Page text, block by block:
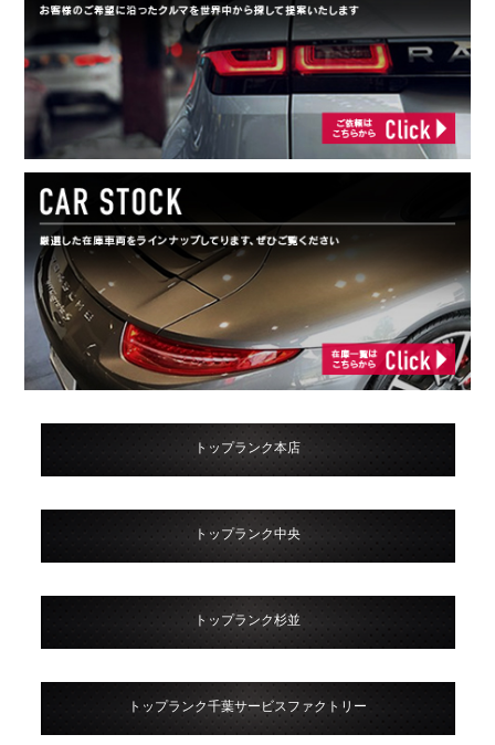
トップランク本店
トップランク中央
トップランク杉並
トップランク千葉サービスファクトリー